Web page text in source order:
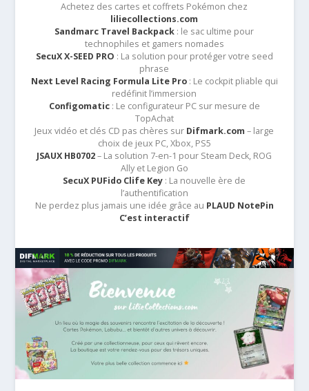
Achetez des cartes et coffrets Pokémon chez
liliecollections.com
Sandmarc Travel Backpack : le sac ultime pour
technophiles et gamers nomades
SecuX X-SEED PRO : La solution pour protéger votre seed
phrase
Next Level Racing Formula Lite Pro: Le cockpit pliable qui
redéfinit l’immersion
Configomatic: Le configurateur PC sur mesure de
TopAchat
Jeux vidéo et clés CD pas chères sur Difmark.com – large
choix de jeux PC, Xbox, PS5
JSAUX HB0702– La solution 7-en-1 pour Steam Deck, ROG
Ally et Legion Go
SecuX PUFido Clife Key : La nouvelle ère de
l’authentification
Ne perdez plus jamais une idée grâce au PLAUD NotePin
C’est interactif